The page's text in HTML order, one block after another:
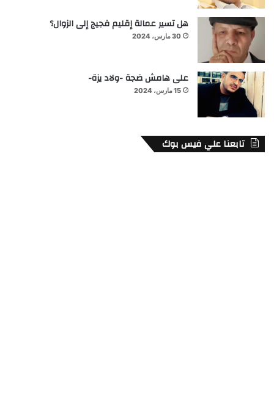
هل تسير عمالة إقليم فجيج إلى الزوال؟
30 مارس، 2024
على هامش ضجة -ولاد يزة-
15 مارس، 2024
تابعنا علي فيس بوك